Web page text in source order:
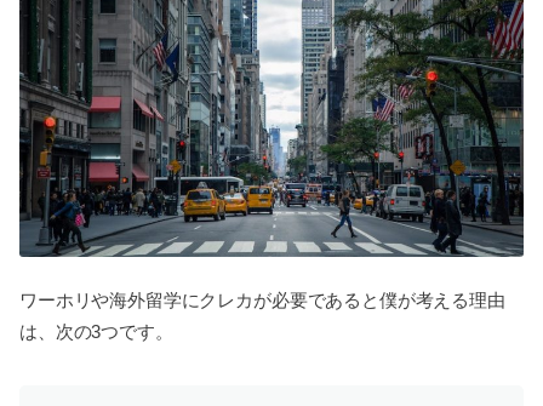
ワーホリや海外留学にクレカが必要であると僕が考える理由
は、次の3つです。